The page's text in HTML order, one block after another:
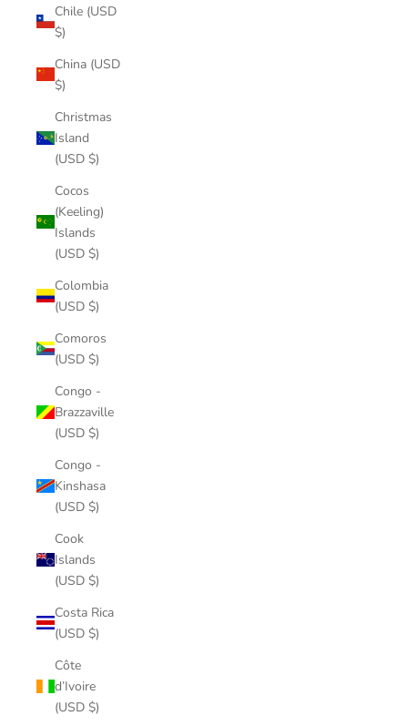
Chile (USD
$)
China (USD
$)
Christmas
Island
(USD $)
Cocos
(Keeling)
Islands
(USD $)
Colombia
(USD $)
Comoros
(USD $)
Congo -
Brazzaville
(USD $)
Congo -
Kinshasa
(USD $)
Cook
Islands
(USD $)
Costa Rica
(USD $)
Côte
d’Ivoire
(USD $)